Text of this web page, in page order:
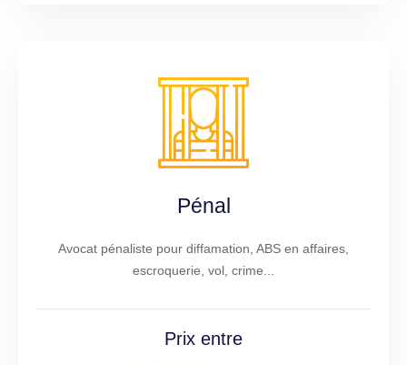
Pénal
Avocat pénaliste pour diffamation, ABS en affaires,
escroquerie, vol, crime...
Prix entre